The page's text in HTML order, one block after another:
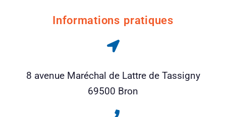
Informations pratiques
8 avenue Maréchal de Lattre de Tassigny
69500 Bron